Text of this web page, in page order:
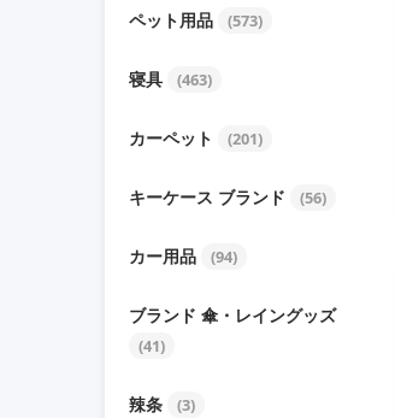
ペット用品 (573)
寝具 (463)
カーペット (201)
キーケース ブランド (56)
カー用品 (94)
ブランド 傘・レイングッズ
(41)
辣条 (3)